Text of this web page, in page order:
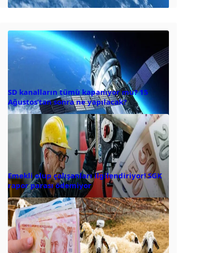
SD kanalların tümü kapanıyor mu? 15
Ağustos’tan sonra ne yapılacak?
Emekli olup çalışanları ilgilendiriyor! SGK
rapor parası ödemiyor